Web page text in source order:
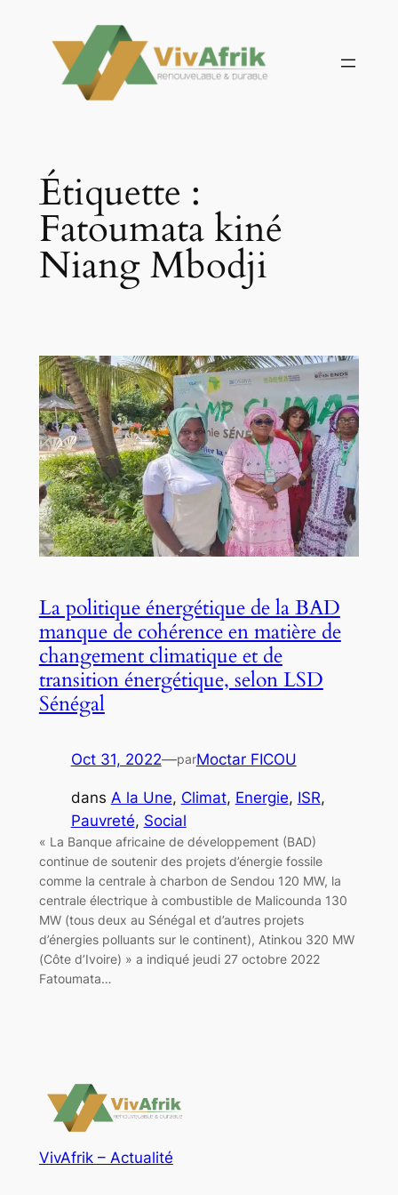
contenu
Étiquette :
Fatoumata kiné
Niang Mbodji
La politique énergétique de la BAD
manque de cohérence en matière de
changement climatique et de
transition énergétique, selon LSD
Sénégal
Oct 31, 2022—parMoctar FICOU
dans A la Une, Climat, Energie, ISR
Pauvreté, Social
« La Banque africaine de développement (BAD)
continue de soutenir des projets d’énergie fossile
comme la centrale à charbon de Sendou 120 MW, la
centrale électrique à combustible de Malicounda 130
MW (tous deux au Sénégal et d’autres projets
d’énergies polluants sur le continent), Atinkou 320 MW
(Côte d’Ivoire) » a indiqué jeudi 27 octobre 2022
Fatoumata…
VivAfrik – Actualité